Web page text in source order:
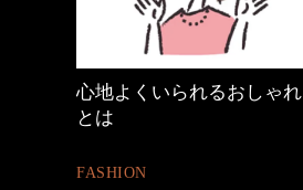
心地よくいられるおしゃれ
とは
FASHION